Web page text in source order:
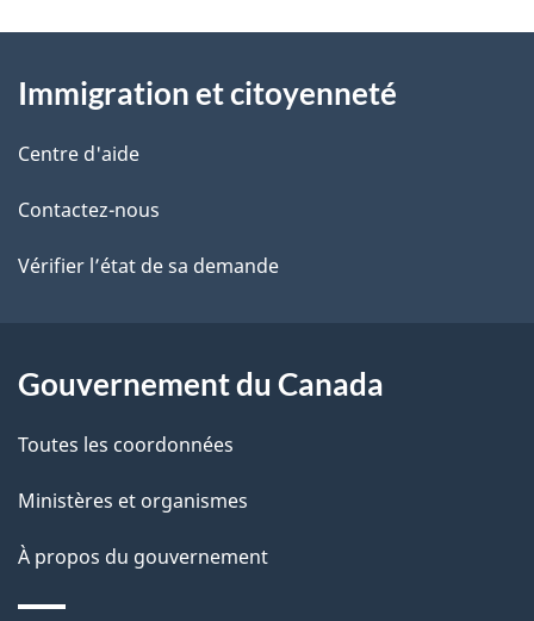
d
u
d
o
u
t
l
s
l
a
a
g
e
t
e
t
a
t
i
n
s
propos
de
ce
site
Immigration et citoyenneté
Centre d'aide
Contactez-nous
Vérifier l’état de sa demande
Gouvernement du Canada
Toutes les coordonnées
Ministères et organismes
À propos du gouvernement